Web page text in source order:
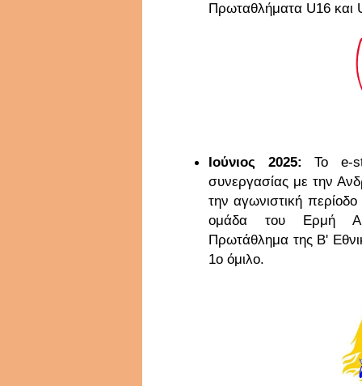
Πρωταθλήματα U16 και
Ιούνιος 2025:Το e-
συνεργασίας με την
την αγωνιστική
ομάδα του Ερμή
Πρωτάθλημα της Β'
1ο όμιλο.